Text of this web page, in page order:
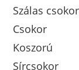
Szálas csokor
Csokor
Koszorú
Sírcsokor